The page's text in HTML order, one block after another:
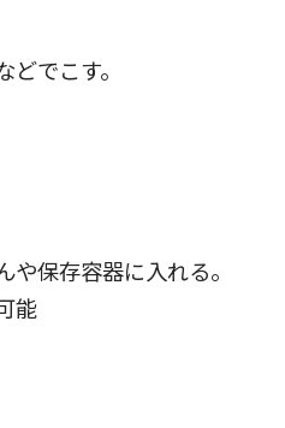
でこす。
保存容器に入れる。
能